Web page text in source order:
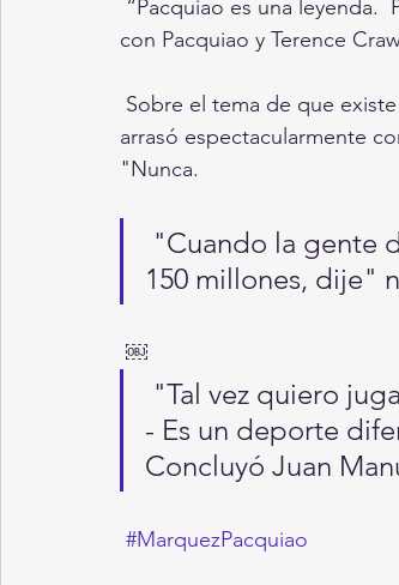
con Pacquiao y Terence
arrasó espectacularmente
"Nunca.
150 millones, dije"
￼
- Es un deporte
Concluyó Juan
#MarquezPacquiao